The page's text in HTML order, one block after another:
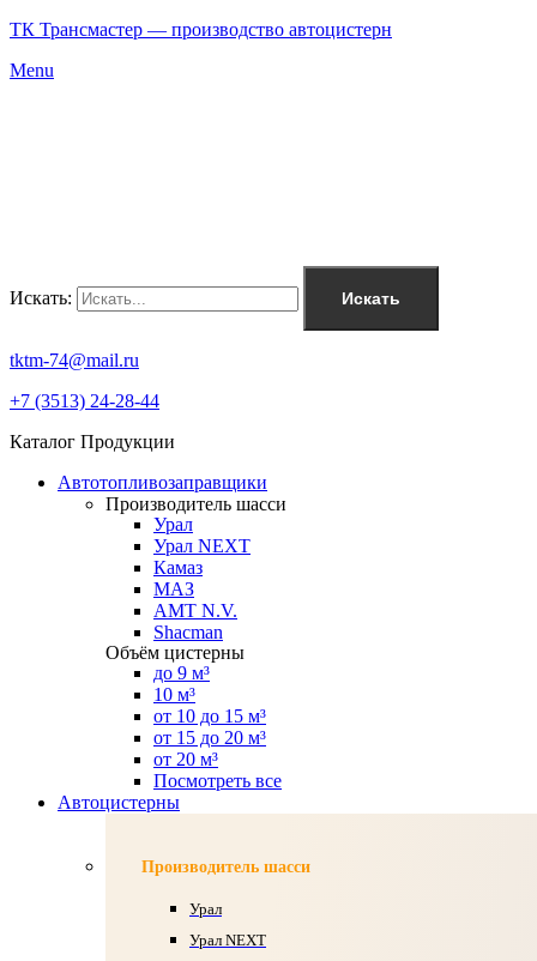
ТК Трансмастер — производство автоцистерн
Menu
Искать: Искать
tktm-74@mail.ru
+7 (3513) 24-28-44
Каталог Продукции
Автотопливозаправщики
Производитель шасси
Урал
Урал NEXT
Камаз
МАЗ
AMT N.V.
Shacman
Объём цистерны
до 9 м³
10 м³
от 10 до 15 м³
от 15 до 20 м³
от 20 м³
Посмотреть все
Автоцистерны
Производитель шасси
Урал
Урал NEXT